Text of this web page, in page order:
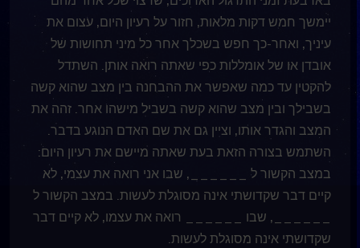
יימשך חמש דקות מלאות, חזור על רעיון היום, עצום את
עיניך, ואחר-כך חפש בשכלך אחר כל מיני תחושות של
אובדן או של אומללות כפי שאתה רואה אותן. השתדל
להקטין עד כמה שאפשר את ההבחנה בין מצב שהוא קשה
בשבילך ובין מצב שהוא קשה בשביל מישהו אחר. זהה את
המצב והגדר אותו, וציין גם את שם האדם הנוגע בדבר.
השתמש בצורה הזאת בעת שאתה מיישם את רעיון היום:
במצב הקשור ל ______, שבו אני רואה את עצמי, לא
קיים דבר שקדושתי אינה מסוגלת לעשות. במצב הקשור ל
______, שבו ______ רואה את עצמו, לא קיים דבר
שקדושתי אינה מסוגלת לעשות.